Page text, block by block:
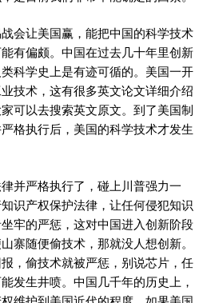
会让美国赢，能把中国的科学技术
有偏颇。中国在过去几十年里创新
科学史上是有迹可循的。美国一开
技术，这有很多英文论文详细介绍
可以去搜索英文原文。到了美国制
格执行后，美国的科学技术才发生
并严格执行了，碰上川普强力一
识产权保护法律，让任何侵犯知识
牢的严惩，这对中国进入创新阶段
寨随便偷技术，那就没人想创新。
，偷技术就被严惩，别说芯片，任
发生井喷。中国几千年的历史上，